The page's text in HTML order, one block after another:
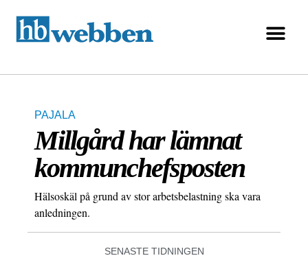
PAJALA
Millgård har lämnat
kommunchefsposten
Hälsoskäl på grund av stor arbetsbelastning ska vara
anledningen.
SENASTE TIDNINGEN